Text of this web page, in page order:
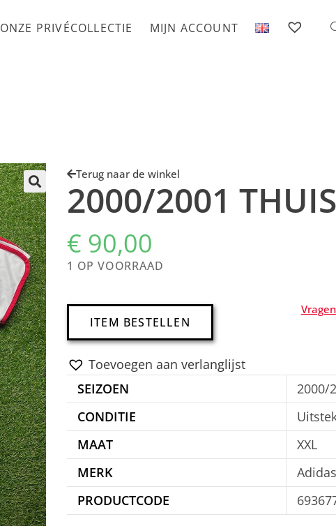
ONZE PRIVÉCOLLECTIE MIJN ACCOUNT
Terug naar de winkel
2000/2001 THUIS
€ 90,00
1 OP VOORRAAD
ITEM BESTELLEN
e
a
t
e
Toevoegen aan verlanglijst
SEIZOEN
2000/
CONDITIE
MAAT
XXL
MERK
Adidas
PRODUCTCODE